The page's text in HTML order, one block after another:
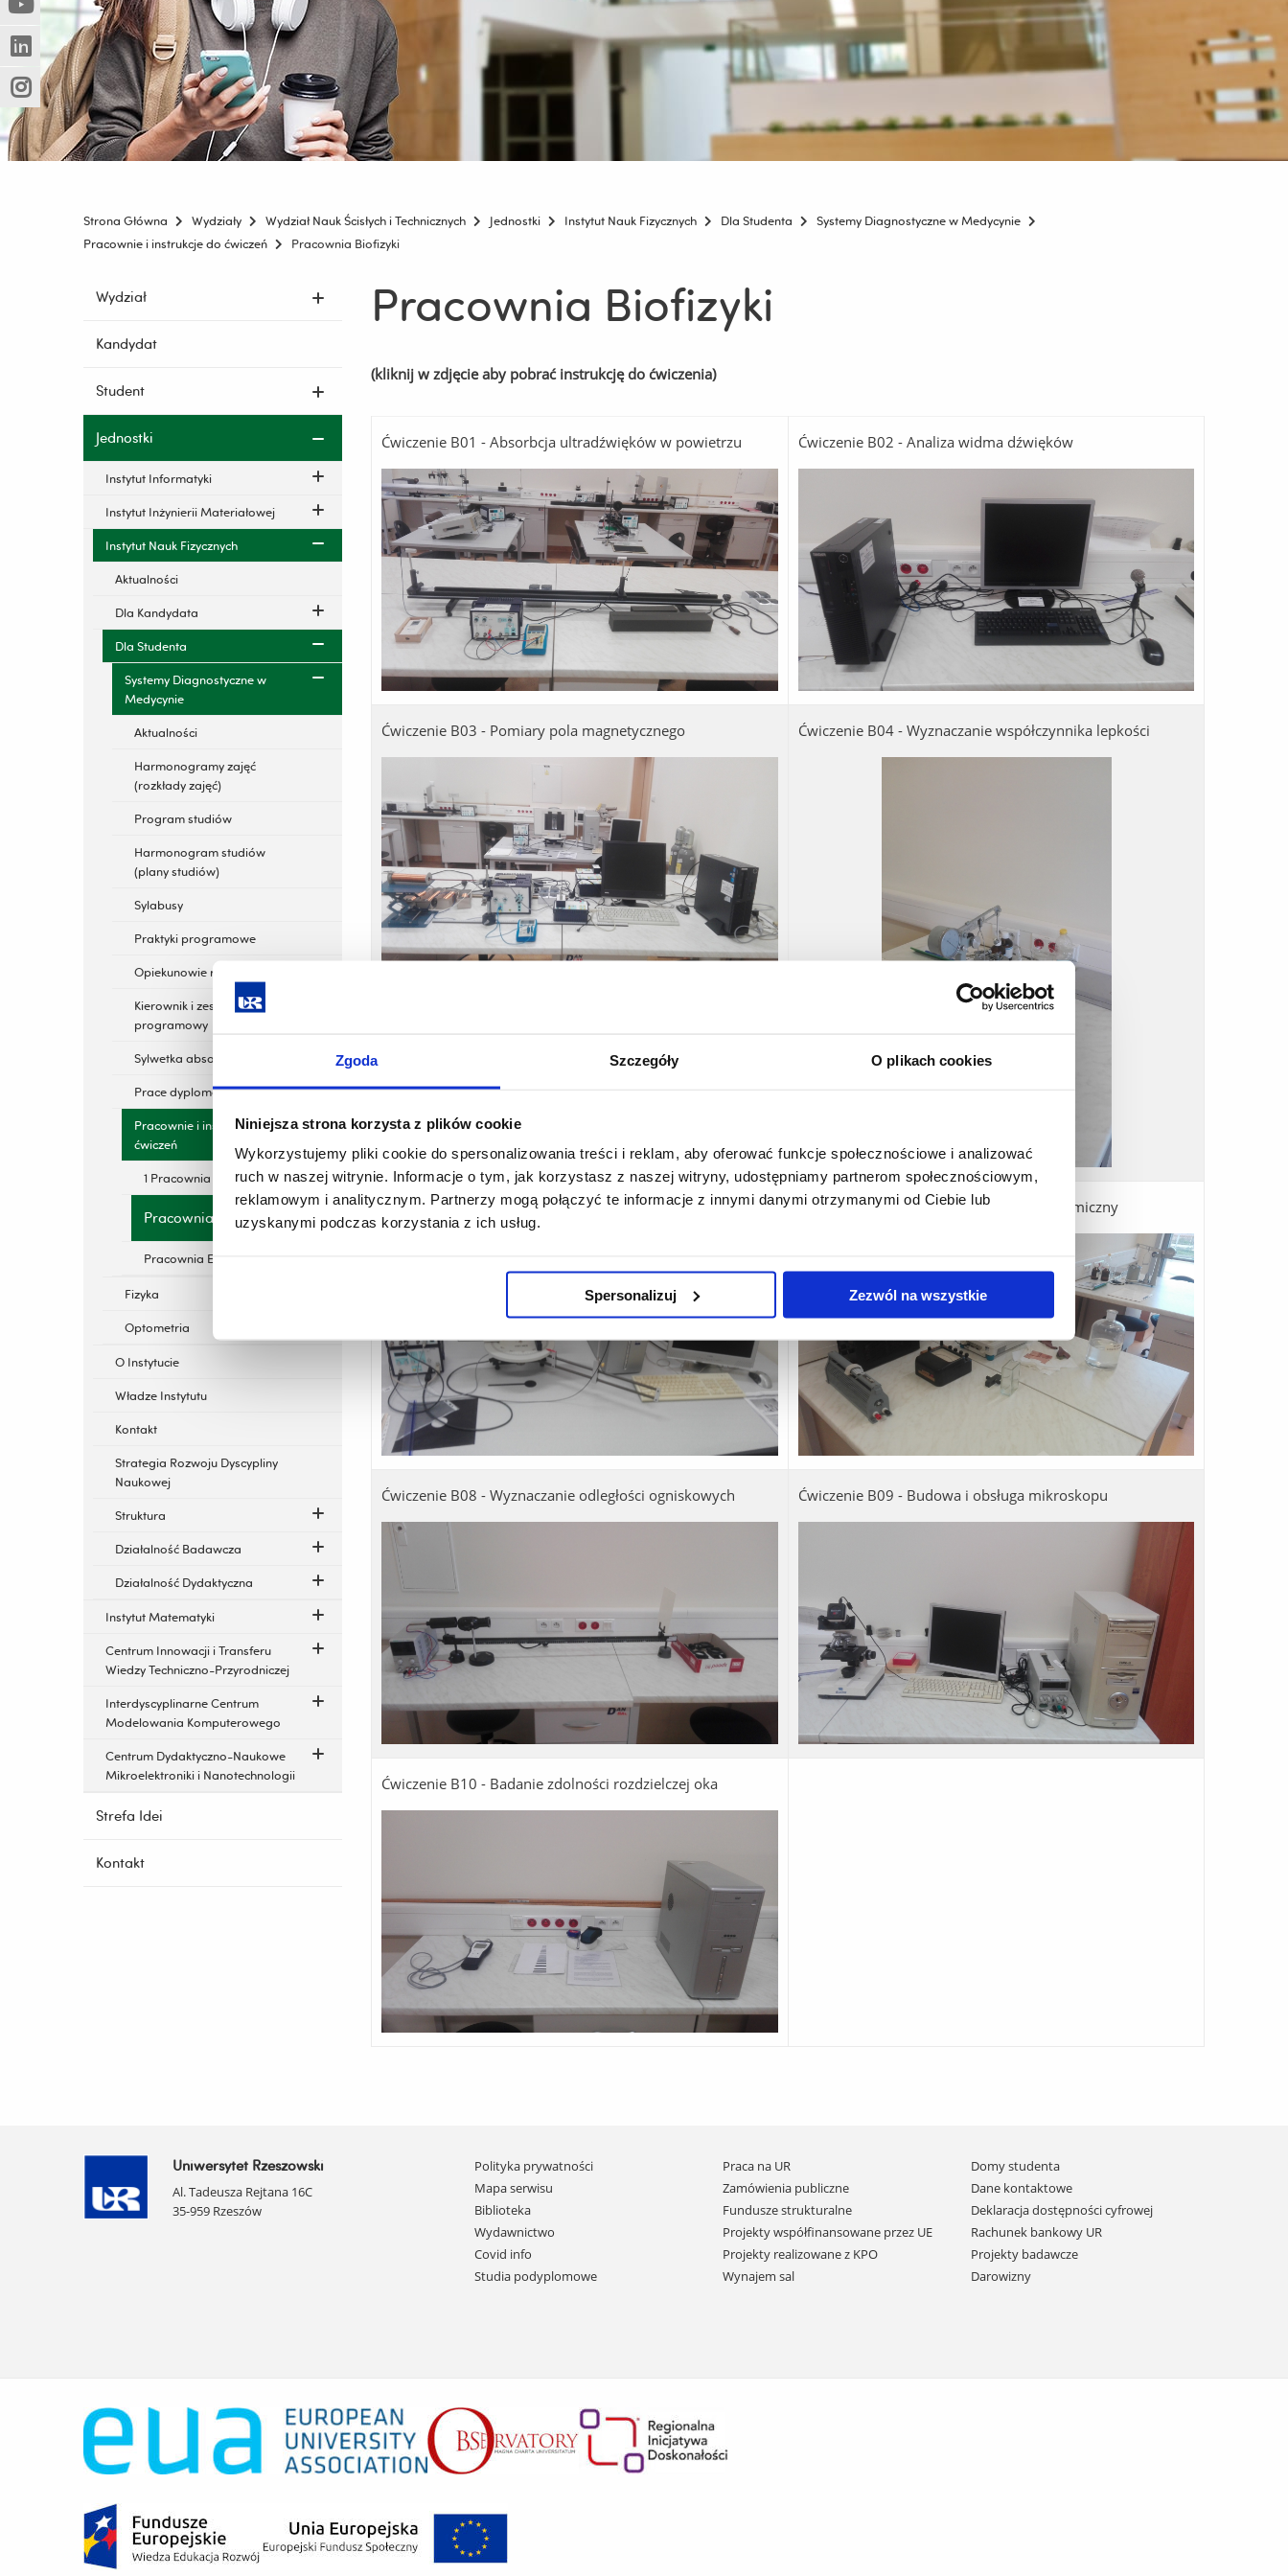
Zgoda Szczegóły O plikach cookies
Niniejsza strona korzysta z plików cookie
Wykorzystujemy pliki cookie do spersonalizowania treści i reklam, aby oferować funkcje społecznościowe i analizować
ruch w naszej witrynie. Informacje o tym, jak korzystasz z naszej witryny, udostępniamy partnerom społecznościowym,
reklamowym i analitycznym. Partnerzy mogą połączyć te informacje z innymi danymi otrzymanymi od Ciebie lub
uzyskanymi podczas korzystania z ich usług.
Spersonalizuj Zezwól na wszystkie
innej
strony)
(Nowe
okno)
(Link
do
innej
strony)
(Nowe
okno)
(Link
do
innej
strony)
(Nowe
okno)
(Link
do
innej
strony)
Strona Główna Wydziały Wydział Nauk Ścisłych i Technicznych Jednostki Instytut Nauk Fizycznych Dla Studenta
Systemy Diagnostyczne w Medycynie
Pracownie i instrukcje do ćwiczeń
Pracownia Biofizyki
Pomiń
i
przejdź
treści
Wydział
Kandydat
Student
Jednostki
Instytut Informatyki
Instytut Inżynierii Materiałowej
Instytut Nauk Fizycznych
Aktualności
Dla Kandydata
Dla Studenta
Systemy Diagnostyczne w
Medycynie
Aktualności
Harmonogramy zajęć
(rozkłady zajęć)
Program studiów
Harmonogram studiów
(plany studiów)
Sylabusy
Praktyki programowe
Opiekunowie roczników
Kierownik i zespół
programowy
Sylwetka absolwenta
Prace dyplomowe
Pracownie i instrukcje do
ćwiczeń
1 Pracownia Fizyczna
Pracownia Biofizyki
Pracownia Elektroniki
Fizyka
Optometria
O Instytucie
Władze Instytutu
Kontakt
Strategia Rozwoju Dyscypliny
Naukowej
Struktura
Działalność Badawcza
Działalność Dydaktyczna
Instytut Matematyki
Centrum Innowacji i Transferu
Wiedzy Techniczno-Przyrodniczej
Interdyscyplinarne Centrum
Modelowania Komputerowego
Centrum Dydaktyczno-Naukowe
Mikroelektroniki i Nanotechnologii
Strefa Idei
Kontakt
Pracownia Biofizyki
(kliknij w zdjęcie aby pobrać instrukcję do ćwiczenia)
Ćwiczenie B01 - Absorbcja ultradźwięków w powietrzu Ćwiczenie B02 - Analiza widma dźwięków
Ćwiczenie B03 - Pomiary pola magnetycznego Ćwiczenie B04 - Wyznaczanie współczynnika lepkości
Ćwiczenie B06 - Falowy charakter ultradźwięków Ćwiczenie B07 - Równoważnik elektrochemiczny
Ćwiczenie B08 - Wyznaczanie odległości ogniskowych Ćwiczenie B09 - Budowa i obsługa mikroskopu
Ćwiczenie B10 - Badanie zdolności rozdzielczej oka
Uniwersytet Rzeszowski
Al. Tadeusza Rejtana 16C
35-959 Rzeszów
Pomiń
nawigację
i
przejdź
do
treści
Polityka prywatności
Mapa serwisu
Biblioteka
Wydawnictwo
Covid info
Studia podyplomowe
Praca na UR
Zamówienia publiczne
Fundusze strukturalne
Projekty współfinansowane przez UE
Projekty realizowane z KPO
Wynajem sal
Domy studenta
Dane kontaktowe
Deklaracja dostępności cyfrowej
Rachunek bankowy UR
Projekty badawcze
Darowizny